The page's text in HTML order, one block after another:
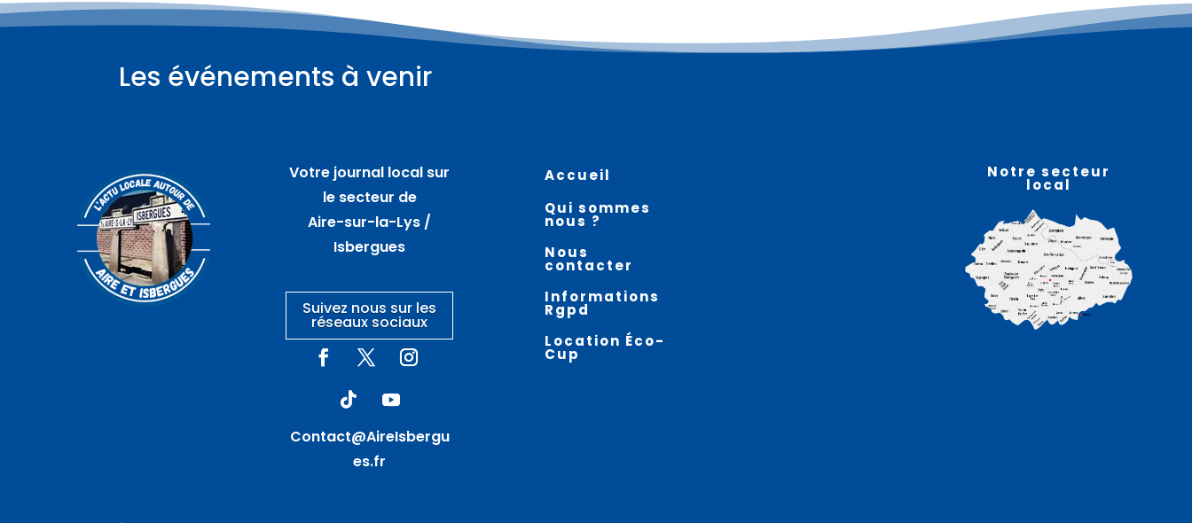
Les événements à venir
Bar de plein air avec A
travers champs – SAINT
AUGUSTIN
août
Marché nocturne –
BLARINGHEM
Coupole – HELFAUT
Votre journal local sur
le secteur de
Aire-sur-la-Lys /
Isbergues
Suivez nous sur les
réseaux sociaux
Contact@AireIsbergu
es.fr
Accueil
Qui sommes
nous ?
Nous
contacter
Informations
Rgpd
Location Éco-
Cup
Notre secteur
local